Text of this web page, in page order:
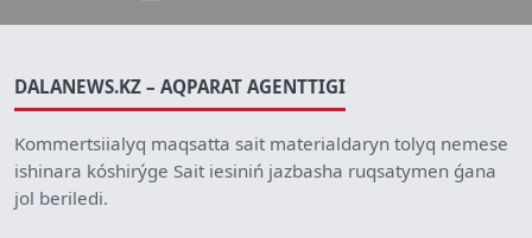
DALANEWS.KZ – AQPARAT AGENTTIGI
Kommertsiialyq maqsatta sait materialdaryn tolyq nemese
ishinara kóshirýge Sait iesiniń jazbasha ruqsatymen ǵana
jol beriledi.